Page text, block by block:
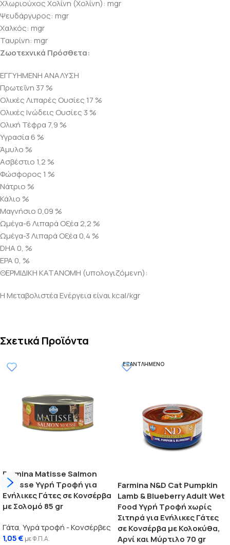
Χλωριούχος Χολίνη (Χολίνη): mgr
Ψευδάργυρος: mgr
Χαλκός: mgr
Ταυρίνη: mgr
Ζωοτεχνικά Πρόσθετα:
ΕΓΓΥΗΜΕΝΗ ΑΝΑΛΥΣΗ
Πρωτεΐνη 37 %
Ολικές Λιπαρές Ουσίες 17 %
Ολικές Ινώδεις Ουσίες 3 %
Ολική Τέφρα 7,9 %
Υγρασία 6 %
Άμυλο %
Ασβέστιο 1,2 %
Φώσφορος 1 %
Νάτριο %
Κάλιο %
Μαγνήσιο 0,09 %
Ωμέγα-6 Λιπαρά Οξέα 2,2 %
Ωμέγα-3 Λιπαρά Οξέα 0,4 %
DHA 0, %
EPA 0, %
ΘΕΡΜΙΔΙΚΗ ΚΑΤΑΝΟΜΗ (υπολογιζόμενη):
Η Μεταβολιστέα Ενέργεια είναι kcal/kgr
Σχετικά Προϊόντα
Farmina Matisse Salmon
Mousse Υγρή Τροφή για
Ενήλικες Γάτες σε Κονσέρβα
με Σολομό 85 gr
Γάτα, Υγρά τροφή - Κονσέρβες
1,05€ με Φ.Π.Α.
ΕΞΑΝΤΛΗΜΈΝΟ
Farmina N&D Cat Pumpkin
Lamb & Blueberry Adult Wet
Food Υγρή Τροφή χωρίς
Σιτηρά για Ενήλικες Γάτες
σε Κονσέρβα με Κολοκύθα,
Αρνί και Μύρτιλο 70 gr